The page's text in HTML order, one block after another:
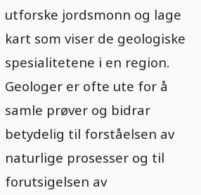
utforske jordsmonn og lage
kart som viser de geologiske
spesialitetene i en region.
Geologer er ofte ute for å
samle prøver og bidrar
betydelig til forståelsen av
naturlige prosesser og til
forutsigelsen av